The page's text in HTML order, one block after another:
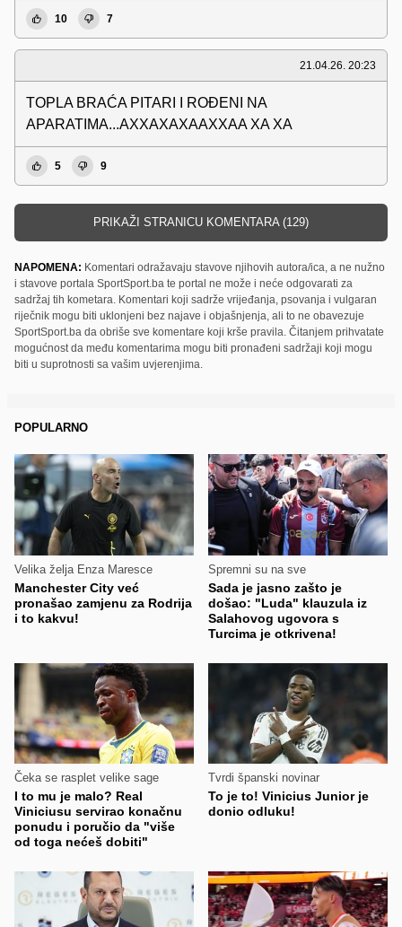
10 7
21.04.26. 20:23
TOPLA BRAĆA PITARI I ROĐENI NA
APARATIMA...AXXAXAXAAXXAA XA XA
5 9
PRIKAŽI STRANICU KOMENTARA (129)
NAPOMENA: Komentari odražavaju stavove njihovih autora/ica, a ne nužno
i stavove portala SportSport.ba te portal ne može i neće odgovarati za
sadržaj tih kometara. Komentari koji sadrže vrijeđanja, psovanja i vulgaran
riječnik mogu biti uklonjeni bez najave i objašnjenja, ali to ne obavezuje
SportSport.ba da obriše sve komentare koji krše pravila. Čitanjem prihvatate
mogućnost da među komentarima mogu biti pronađeni sadržaji koji mogu
biti u suprotnosti sa vašim uvjerenjima.
POPULARNO
Velika želja Enza Maresce
Manchester City već
pronašao zamjenu za Rodrija
i to kakvu!
Spremni su na sve
Sada je jasno zašto je
došao: "Luda" klauzula iz
Salahovog ugovora s
Turcima je otkrivena!
Čeka se rasplet velike sage
I to mu je malo? Real
Viniciusu servirao konačnu
ponudu i poručio da "više
od toga nećeš dobiti"
Tvrdi španski novinar
To je to! Vinicius Junior je
donio odluku!